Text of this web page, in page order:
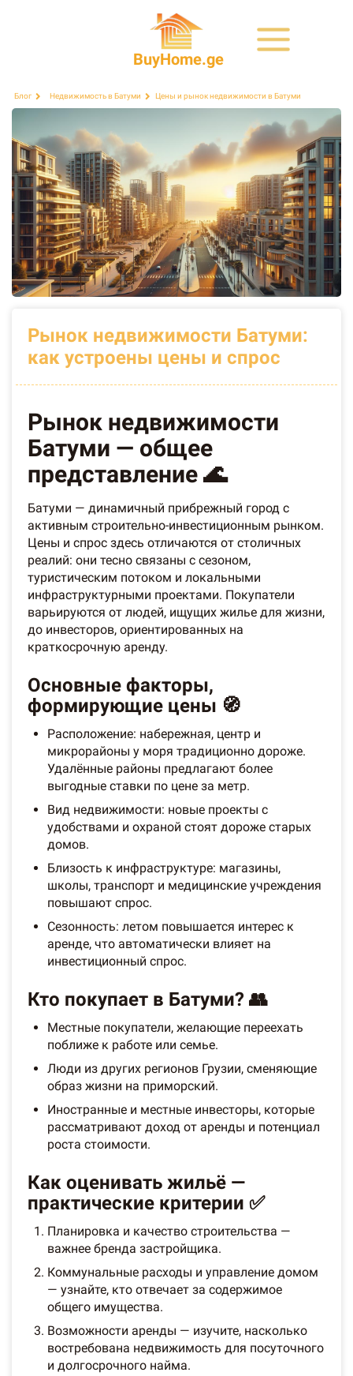
BuyHome.ge
Блог Недвижимость в Батуми Цены и рынок недвижимости в Батуми
Рынок недвижимости Батуми:
как устроены цены и спрос
Рынок недвижимости
Батуми — общее
представление 🌊
Батуми — динамичный прибрежный город с
активным строительно-инвестиционным рынком.
Цены и спрос здесь отличаются от столичных
реалий: они тесно связаны с сезоном,
туристическим потоком и локальными
инфраструктурными проектами. Покупатели
варьируются от людей, ищущих жилье для жизни,
до инвесторов, ориентированных на
краткосрочную аренду.
Основные факторы,
формирующие цены 🧭
Расположение: набережная, центр и
микрорайоны у моря традиционно дороже.
Удалённые районы предлагают более
выгодные ставки по цене за метр.
Вид недвижимости: новые проекты с
удобствами и охраной стоят дороже старых
домов.
Близость к инфраструктуре: магазины,
школы, транспорт и медицинские учреждения
повышают спрос.
Сезонность: летом повышается интерес к
аренде, что автоматически влияет на
инвестиционный спрос.
Кто покупает в Батуми? 👥
Местные покупатели, желающие переехать
поближе к работе или семье.
Люди из других регионов Грузии, сменяющие
образ жизни на приморский.
Иностранные и местные инвесторы, которые
рассматривают доход от аренды и потенциал
роста стоимости.
Как оценивать жильё —
практические критерии ✅
Планировка и качество строительства —
важнее бренда застройщика.
Коммунальные расходы и управление домом
— узнайте, кто отвечает за содержимое
общего имущества.
Возможности аренды — изучите, насколько
востребована недвижимость для посуточного
и долгосрочного найма.